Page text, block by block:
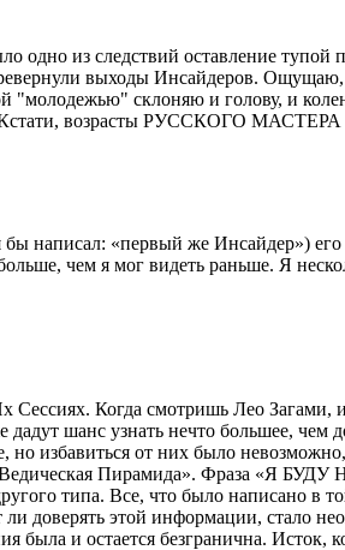
из следствий оставление тупой
выходы Инсайдеров.
"молодежью" склоняю и голову, и
Кстати, возрасты РУССКОГО
«первый же Инсайдер») его
чем я мог видеть раньше. Я
Сессиях. Когда смотришь Лео
шанс узнать нечто большее, чем
но избавиться от них было
«Ведическая Пирамида». Фраза «Я
типа. Все, что было написано в
доверять этой информации, стало
была и остается безгранична.